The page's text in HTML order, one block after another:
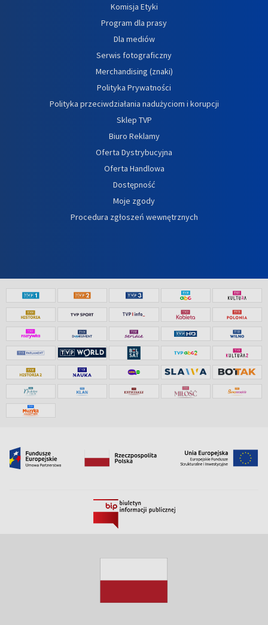
Komisja Etyki
Program dla prasy
Dla mediów
Serwis fotograficzny
Merchandising (znaki)
Polityka Prywatności
Polityka przeciwdziałania nadużyciom i korupcji
Sklep TVP
Biuro Reklamy
Oferta Dystrybucyjna
Oferta Handlowa
Dostępność
Moje zgody
Procedura zgłoszeń wewnętrznych